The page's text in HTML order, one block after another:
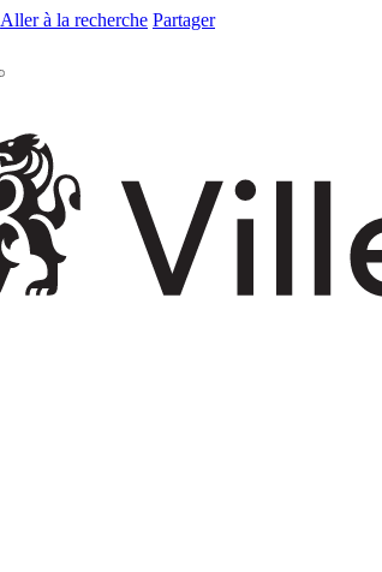
Aller à la recherche Partager